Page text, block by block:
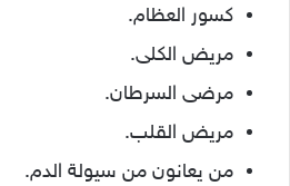
كسور العظام.
مريض الكلى.
مرضى السرطان.
مريض القلب.
من يعانون من سيولة الدم.